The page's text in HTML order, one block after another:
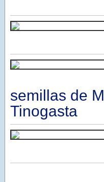
semillas de
Tinogasta